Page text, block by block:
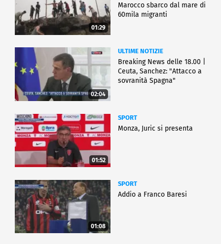
01:29
Marocco sbarco dal mare di
60mila migranti
02:04
ULTIME NOTIZIE
Breaking News delle 18.00 |
Ceuta, Sanchez: "Attacco a
sovranità Spagna"
01:52
SPORT
Monza, Juric si presenta
01:08
SPORT
Addio a Franco Baresi